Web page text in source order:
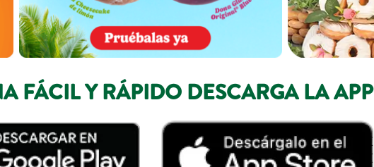
FÁCIL Y RÁPIDO DESCARGA LA APP